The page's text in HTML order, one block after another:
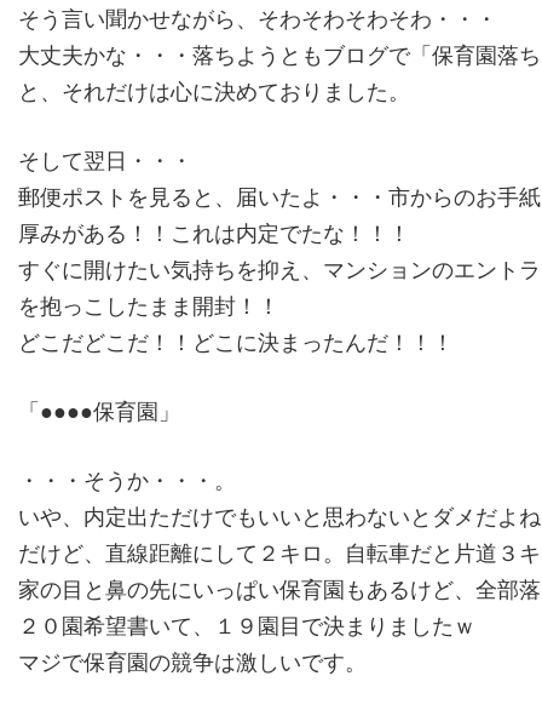
そう言い聞かせながら、そわそわそわそわ・・・
大丈夫かな・・・落ちようともブログで「保育園落
と、それだけは心に決めておりました。
そして翌日・・・
郵便ポストを見ると、届いたよ・・・市からのお手
厚みがある！！これは内定でたな！！！
すぐに開けたい気持ちを抑え、マンションのエント
を抱っこしたまま開封！！
どこだどこだ！！どこに決まったんだ！！！
「●●●●保育園」
・・・そうか・・・。
いや、内定出ただけでもいいと思わないとダメだよ
だけど、直線距離にして２キロ。自転車だと片道３
家の目と鼻の先にいっぱい保育園もあるけど、全部
２０園希望書いて、１９園目で決まりましたｗ
マジで保育園の競争は激しいです。